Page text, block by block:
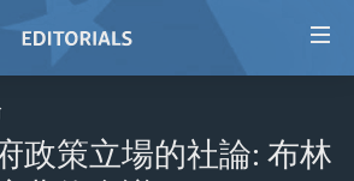
政策立場的社論: 布林